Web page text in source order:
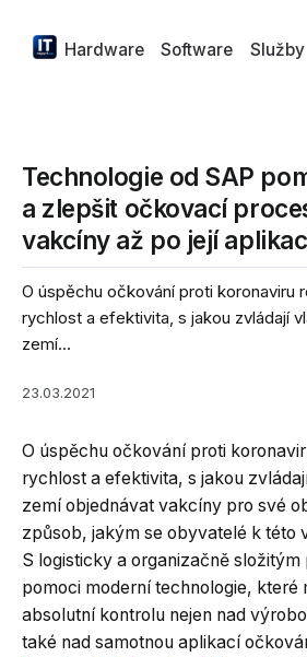
Hardware Software Služby
Technologie od SAP
a zlepšit očkovací
vakcíny až po její
O úspěchu očkování proti koronaviru
rychlost a efektivita, s jakou zvládají
zemí...
23.03.2021
O úspěchu očkování proti
rychlost a efektivita, s jakou
zemí objednávat vakcíny pro své
způsob, jakým se obyvatelé k této
S logisticky a organizačně
pomoci moderní technologie, které
absolutní kontrolu nejen nad
také nad samotnou aplikací